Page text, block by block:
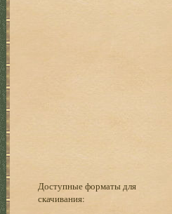
Доступные форматы для
скачивания: